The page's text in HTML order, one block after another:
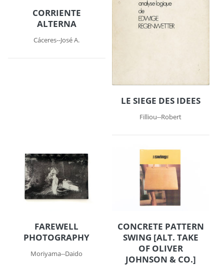
CORRIENTE
ALTERNA
Cáceres--José A.
LE SIEGE DES IDEES
Filliou--Robert
FAREWELL
PHOTOGRAPHY
Moriyama--Daido
CONCRETE PATTERN
SWING [ALT. TAKE
OF OLIVER
JOHNSON & CO.]